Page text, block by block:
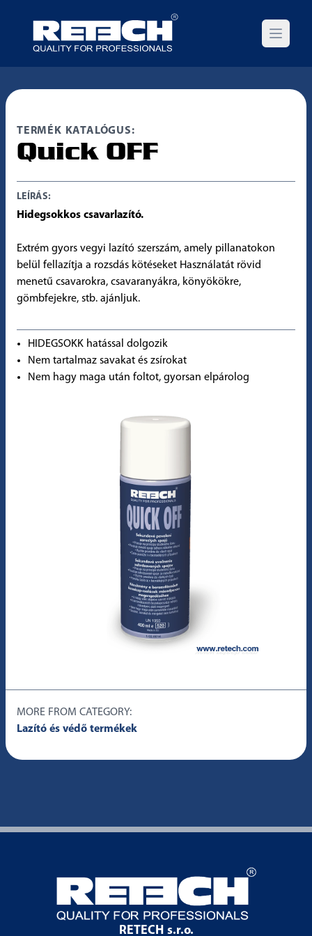
Open
TERMÉK KATALÓGUS:
Quick OFF
LEÍRÁS:
Hidegsokkos csavarlazító.
Extrém gyors vegyi lazító szerszám, amely pillanatokon
belül fellazítja a rozsdás kötéseket Használatát rövid
menetű csavarokra, csavaranyákra, könyökökre,
gömbfejekre, stb. ajánljuk.
HIDEGSOKK hatással dolgozik
Nem tartalmaz savakat és zsírokat
Nem hagy maga után foltot, gyorsan elpárolog
MORE FROM CATEGORY:
Lazító és védő termékek
RETECH s.r.o.